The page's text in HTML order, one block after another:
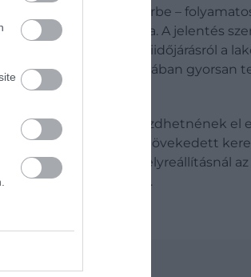
anyagot lövell ki az űrbe –
is okozhatna. A jelentés
. Az űrbéli iidőjárásról a
a közösségi médiában gyorsan
hírére sokan kezdhetnének el
a hirtelen megnövekedett
áramszünet utáni helyreállításnál az
másokkal szemben.